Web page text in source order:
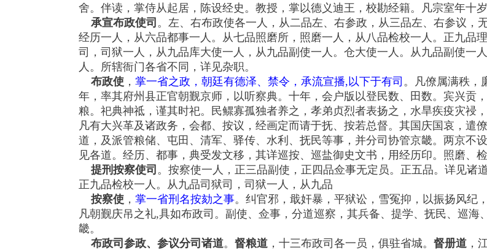
舍。伴读，掌侍从起居，陈设经史。教授，掌以德义迪王，校勘经籍。凡宗室年十
承宣布政使司 。左、右布政使各一人，从二品左、右参政，从三品左、右参议，
经历一人，从六品都事一人。从七品照磨所，照磨一人，从八品检校一人。正九品
司，司狱一人，从九品库大使一人，从九品副使一人。仓大使一人。从九品副使一
人。所辖衙门各省不同，详见杂职。
布政使 ， 掌一省之政，朝廷有德泽、禁令，承流宣播,以下于有司 。凡僚属满秩，
年，率其府州县正官朝觐京师，以听察典。十年，会户版以登民数、田数。宾兴贡
粮。祀典神祗，谨其时祀。民鳏寡孤独者养之，孝弟贞烈者表扬之，水旱疾疫灾祲
凡有大兴革及诸政务，会都、按议，经画定而请于抚、按若总督。其国庆国哀，
道，及派管粮储、屯田、清军、驿传、水利、抚民等事，并分司协管京畿。两京不
见各道。经历、都事，典受发文移，其详巡按、巡盐御史文书，用经历印。照磨、
提刑按察使司 。按察使一人，正三品副使，正四品佥事无定员。正五品。详见诸
正九品检校一人。从九品司狱司，司狱一人，从九品
按察使 ， 掌一省刑名按劾之事。纠官邪，戢奸暴，平狱讼，雪冤抑，以振扬风纪
凡朝觐庆吊之礼,具如布政司。副使、佥事，分道巡察，其兵备、提学、抚民、巡
畿。
布政司参政、参议分司诸道。 督粮道 ，十三布政司各一员，俱驻省城。 督册道 ，